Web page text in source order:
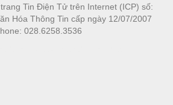
Tin Điện Tử trên Internet (ICP) số:
Hóa Thông Tin cấp ngày 12/07/2007
028.6258.3536